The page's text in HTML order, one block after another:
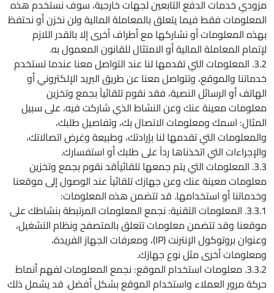
مزودي خدمات الدفع التابعين لجهات خارجية، سوف نستخدم هذه
المعلومات فقط فيما يتعلق بالمعاملة المالية ولن نخزن أو نحتفظ
بهذه المعلومات أو نشاركها مع أطراف أخرى إلا بالقدر اللازم
لإتمام المعاملة المالية أو الامتثال للقانون المعمول به.
3.2. المعلومات التي تقدمها لنا عند التواصل معنا عندما تستخدم
خدماتنا والموقع، وتتواصل معنا عن طريق البريد الإلكتروني أو
الهاتف أو الرسائل النصية، فقد نقوم تلقائياً بجمع وتخزين
معلومات معينة عنك وعن النشاط الذي شاركت فيه، على سبيل
المثال: اسمك ومعلومات الاتصال بك، وتفاصيل طلبك،
والمعلومات التي تقدمها لنا بإرادتك، وطبيعة وغرض اتصالاتك،
والإجراءات التي اتخذناها رداً على طلبك أو استفسارك.
3.3. المعلومات التي يتم جمعها تلقائياًقد نقوم بجمع وتخزين
معلومات معينة عنك وعن جهازك تلقائياً عند الوصول إلى موقعنا
وخدماتنا أو استخدامها. قد تتضمن هذه المعلومات:
3.3.1. المعلومات التقنية: نجمع المعلومات المرتبطة بنشاطك على
موقعنا وقد تتضمن معلومات تتعلق بالمتصفح ونظام التشغيل،
وعنوان بروتوكول الإنترنت (IP)، ومعرفات الجهاز الفريدة،
ومعلومات أخرى مثل نوع جهازك.
3.3.2. معلومات استخدام الموقع: نجمع المعلومات لفهم أنماط
حركة مرور العملاء واستخدام الموقع بشكل أفضل. قد يشمل ذلك